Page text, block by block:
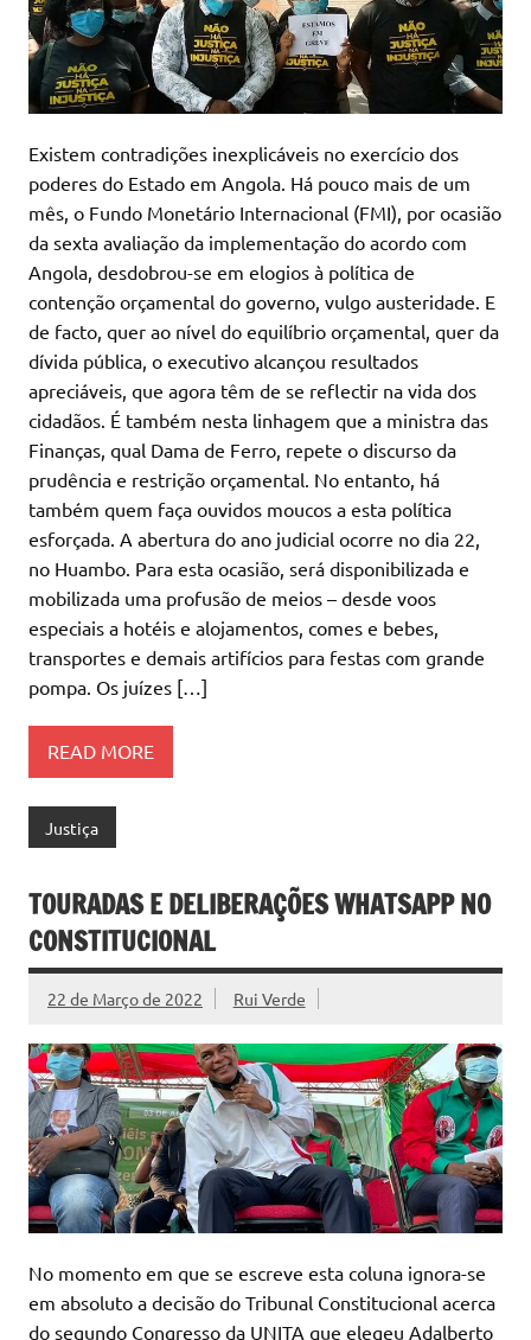
Existem contradições inexplicáveis no exercício dos
poderes do Estado em Angola. Há pouco mais de um
mês, o Fundo Monetário Internacional (FMI), por ocasião
da sexta avaliação da implementação do acordo com
Angola, desdobrou-se em elogios à política de
contenção orçamental do governo, vulgo austeridade. E
de facto, quer ao nível do equilíbrio orçamental, quer da
dívida pública, o executivo alcançou resultados
apreciáveis, que agora têm de se reflectir na vida dos
cidadãos. É também nesta linhagem que a ministra das
Finanças, qual Dama de Ferro, repete o discurso da
prudência e restrição orçamental. No entanto, há
também quem faça ouvidos moucos a esta política
esforçada. A abertura do ano judicial ocorre no dia 22,
no Huambo. Para esta ocasião, será disponibilizada e
mobilizada uma profusão de meios – desde voos
especiais a hotéis e alojamentos, comes e bebes,
transportes e demais artifícios para festas com grande
pompa. Os juízes […]
READ MORE
Justiça
TOURADAS E DELIBERAÇÕES WHATSAPP NO
CONSTITUCIONAL
22 de Março de 2022 Rui Verde
No momento em que se escreve esta coluna ignora-se
em absoluto a decisão do Tribunal Constitucional acerca
do segundo Congresso da UNITA que elegeu Adalberto